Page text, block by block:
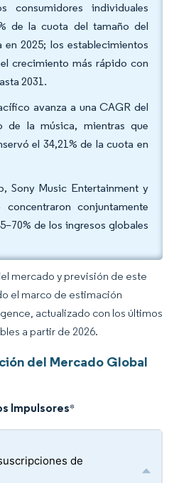
consumidores individuales
de la cuota del tamaño del
2025; los establecimientos
crecimiento más rápido con
2031.
avanza a una CAGR del
de la música, mientras que
el 34,21% de la cuota en
Sony Music Entertainment y
conjuntamente
de los ingresos globales
mercado y previsión de este
el marco de estimación
actualizado con los últimos
a partir de 2026.
del Mercado Global
Impulsores*
de